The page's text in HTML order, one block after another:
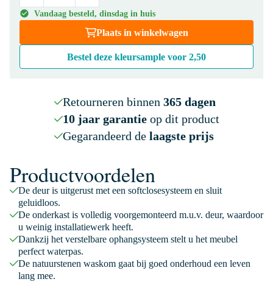
Vandaag besteld, dinsdag in huis
Plaats in winkelwagen
Bestel deze kleursample voor 2,50
Retourneren binnen 365 dagen
10 jaar garantieop dit product
Gegarandeerd de laagste prijs
Productvoordelen
De deur is uitgerust met een softclosesysteem en sluit
geluidloos.
De onderkast is volledig voorgemonteerd m.u.v. deur, waardoor
u weinig installatiewerk heeft.
Dankzij het verstelbare ophangsysteem stelt u het meubel
perfect waterpas.
De natuurstenen waskom gaat bij goed onderhoud een leven
lang mee.